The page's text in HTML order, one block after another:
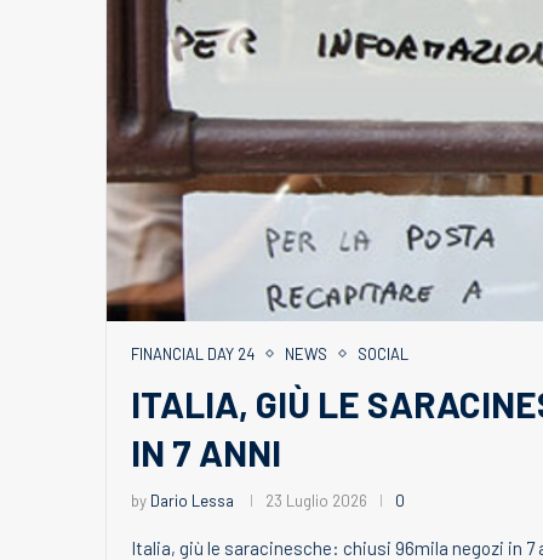
FINANCIAL DAY 24 NEWS SOCIAL
ITALIA, GIÙ LE
IN 7 ANNI
by Dario Lessa 23 Luglio 2026 0
Italia, giù le saracinesche: chiusi 96mila negozi in